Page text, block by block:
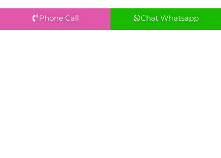
Phone Call Chat Whatsapp